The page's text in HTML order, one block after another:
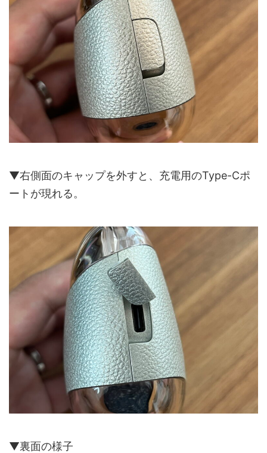
▼右側面のキャップを外すと、充電用のType-Cポ
ートが現れる。
▼裏面の様子